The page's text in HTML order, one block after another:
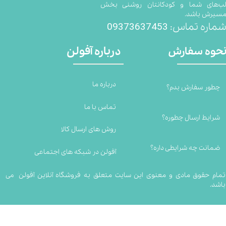
شما و کودکانتان روشنی بخش
باشد.
تماس: 09373637453
سفارش
چطور سفارش بدم؟
شرایط ارسال چطوره؟
ضمانت چه شرایطی داره؟
تمام حقوق مادی و معنوی این سایت متعلق به فروشگاه آنلاین آفولن می
باشد.
درباره آفولن
درباره ما
تماس با ما
روش های ارسال کالا
آفولن در شبکه های اجتماعی